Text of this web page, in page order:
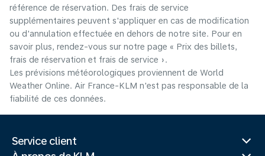
référence de réservation. Des frais de service
supplémentaires peuvent s'appliquer en cas de modification
ou d'annulation effectuée en dehors de notre site. Pour en
savoir plus, rendez-vous sur notre page « Prix des billets,
frais de réservation et frais de service ».
Les prévisions météorologiques proviennent de World
Weather Online. Air France-KLM n'est pas responsable de la
fiabilité de ces données.
Service client